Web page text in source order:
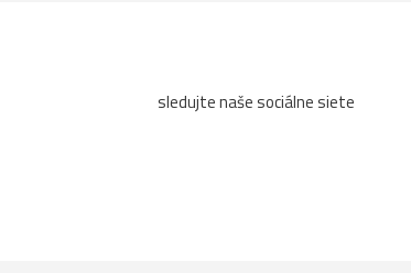
sledujte naše sociálne siete